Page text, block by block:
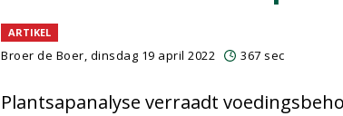
ARTIKEL
Broer de Boer, dinsdag 19 april 2022 367 sec
Plantsapanalyse verraadt